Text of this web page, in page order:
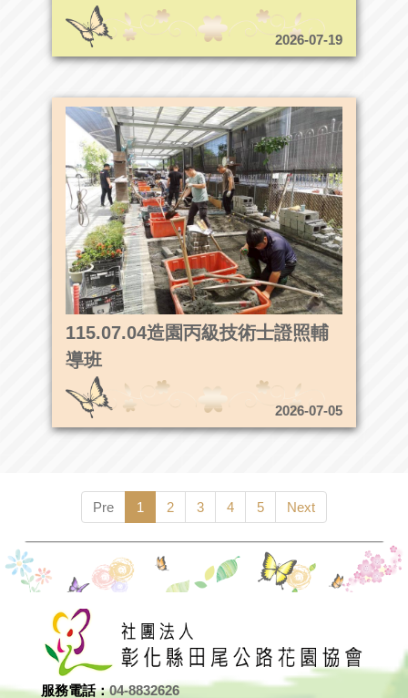
2026-07-19
115.07.04造園丙級技術士證照輔
導班
2026-07-05
Pre 1 2 3 4 5 Next
服務電話：04-8832626